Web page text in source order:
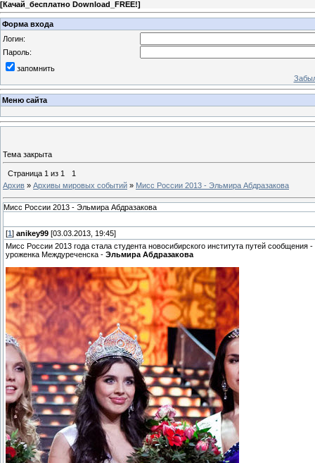
[Качай_бесплатно Download_FREE!]
Форма входа
Логин:
Пароль:
запомнить
Меню сайта
Тема закрыта
Страница 1 из 1
1
Архив » Архивы мировых событий » Мисс России 2013 - Эльмира Абдразакова
Мисс России 2013 - Эльмира Абдразакова
[1 ] anikey99 [03.03.2013, 19:45]
Мисс России 2013 года стала студента новосибирского института путей сообщения -
уроженка Междуреченска - Эльмира Абдразакова